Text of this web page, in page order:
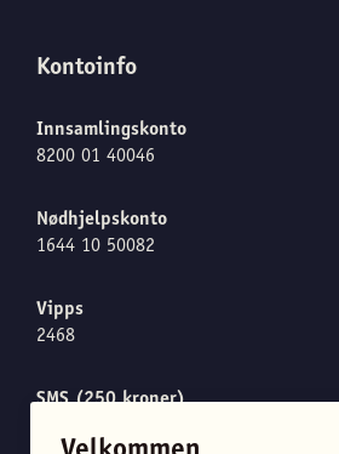
Kontoinfo
Innsamlingskonto
8200 01 40046
Nødhjelpskonto
1644 10 50082
Vipps
2468
SMS (250 kroner)